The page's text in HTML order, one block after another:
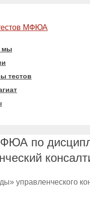
мы
тестов
по
управленческого